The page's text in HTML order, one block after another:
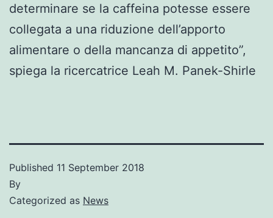
determinare se la caffeina potesse essere
collegata a una riduzione dell’apporto
alimentare o della mancanza di appetito”,
spiega la ricercatrice Leah M. Panek-Shirle
Published 11 September 2018
By
Categorized as News